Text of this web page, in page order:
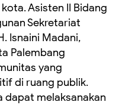
Asisten II Bidang
Sekretariat
Isnaini Madani,
Palembang
yang
di ruang publik.
dapat melaksanakan